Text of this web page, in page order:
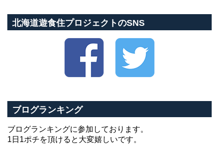
北海道遊食住プロジェクトのSNS
ブログランキング
ブログランキングに参加しております。
1日1ポチを頂けると大変嬉しいです。